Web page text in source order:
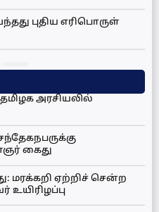
புதிய எரிபொருள்
அரசியலில்
கைது
மரக்கறி ஏற்றிச் சென்ற
உயிரிழப்பு